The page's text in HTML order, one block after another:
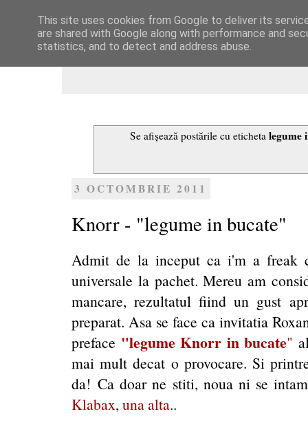
Dulcegarii culinare
Se afișează postările cu eticheta legume
3 OCTOMBRIE 2011
Knorr - "legume in bucate"
Admit de la inceput ca i'm a freak
universale la pachet. Mereu am
mancare, rezultatul fiind un gust
preparat. Asa se face ca invitatia
preface "legume Knorr in bucate"
mai mult decat o provocare. Si
da! Ca doar ne stiti, noua ni se
Klabax,una alta..
This site uses cookies from Google to deliver its
are shared with Google along with performance and
statistics, and to detect and address abuse.